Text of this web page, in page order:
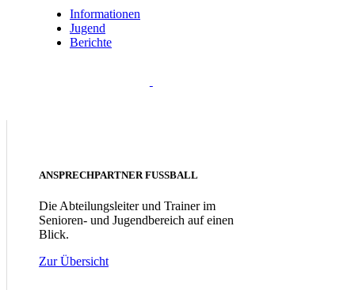
Informationen
Jugend
Berichte
ANSPRECHPARTNER FUSSBALL
Die Abteilungsleiter und Trainer im
Senioren- und Jugendbereich auf einen
Blick.
Zur Übersicht